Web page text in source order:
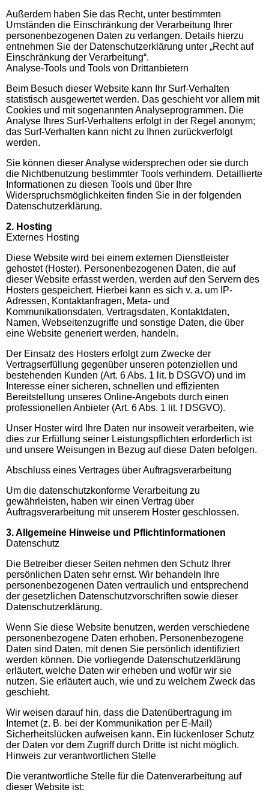
Außerdem haben Sie das Recht, unter bestimmten
Umständen die Einschränkung der Verarbeitung Ihrer
personenbezogenen Daten zu verlangen. Details hierzu
entnehmen Sie der Datenschutzerklärung unter „Recht auf
Einschränkung der Verarbeitung“.
Analyse-Tools und Tools von Drittanbietern
Beim Besuch dieser Website kann Ihr Surf-Verhalten
statistisch ausgewertet werden. Das geschieht vor allem mit
Cookies und mit sogenannten Analyseprogrammen. Die
Analyse Ihres Surf-Verhaltens erfolgt in der Regel anonym;
das Surf-Verhalten kann nicht zu Ihnen zurückverfolgt
werden.
Sie können dieser Analyse widersprechen oder sie durch
die Nichtbenutzung bestimmter Tools verhindern. Detaillierte
Informationen zu diesen Tools und über Ihre
Widerspruchsmöglichkeiten finden Sie in der folgenden
Datenschutzerklärung.
2. Hosting
Externes Hosting
Diese Website wird bei einem externen Dienstleister
gehostet (Hoster). Personenbezogenen Daten, die auf
dieser Website erfasst werden, werden auf den Servern des
Hosters gespeichert. Hierbei kann es sich v. a. um IP-
Adressen, Kontaktanfragen, Meta- und
Kommunikationsdaten, Vertragsdaten, Kontaktdaten,
Namen, Webseitenzugriffe und sonstige Daten, die über
eine Website generiert werden, handeln.
Der Einsatz des Hosters erfolgt zum Zwecke der
Vertragserfüllung gegenüber unseren potenziellen und
bestehenden Kunden (Art. 6 Abs. 1 lit. b DSGVO) und im
Interesse einer sicheren, schnellen und effizienten
Bereitstellung unseres Online-Angebots durch einen
professionellen Anbieter (Art. 6 Abs. 1 lit. f DSGVO).
Unser Hoster wird Ihre Daten nur insoweit verarbeiten, wie
dies zur Erfüllung seiner Leistungspflichten erforderlich ist
und unsere Weisungen in Bezug auf diese Daten befolgen.
Abschluss eines Vertrages über Auftragsverarbeitung
Um die datenschutzkonforme Verarbeitung zu
gewährleisten, haben wir einen Vertrag über
Auftragsverarbeitung mit unserem Hoster geschlossen.
3. Allgemeine Hinweise und Pflichtinformationen
Datenschutz
Die Betreiber dieser Seiten nehmen den Schutz Ihrer
persönlichen Daten sehr ernst. Wir behandeln Ihre
personenbezogenen Daten vertraulich und entsprechend
der gesetzlichen Datenschutzvorschriften sowie dieser
Datenschutzerklärung.
Wenn Sie diese Website benutzen, werden verschiedene
personenbezogene Daten erhoben. Personenbezogene
Daten sind Daten, mit denen Sie persönlich identifiziert
werden können. Die vorliegende Datenschutzerklärung
erläutert, welche Daten wir erheben und wofür wir sie
nutzen. Sie erläutert auch, wie und zu welchem Zweck das
geschieht.
Wir weisen darauf hin, dass die Datenübertragung im
Internet (z. B. bei der Kommunikation per E-Mail)
Sicherheitslücken aufweisen kann. Ein lückenloser Schutz
der Daten vor dem Zugriff durch Dritte ist nicht möglich.
Hinweis zur verantwortlichen Stelle
Die verantwortliche Stelle für die Datenverarbeitung auf
dieser Website ist: